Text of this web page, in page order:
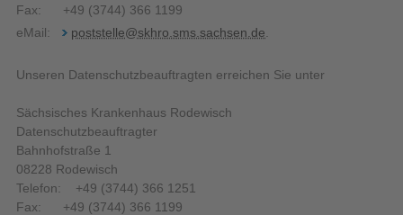
Fax: +49 (3744) 366 1199
eMail:
poststelle@skhro.sms.sachsen.de
Unseren Datenschutzbeauftragten erreichen Sie unter
Sächsisches Krankenhaus Rodewisch
Datenschutzbeauftragter
Bahnhofstraße 1
08228 Rodewisch
Telefon: +49 (3744) 366 1251
Fax: +49 (3744) 366 1199